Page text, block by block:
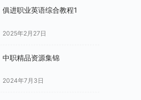
俱进职业英语综合教程1
2025年2月27日
中职精品资源集锦
2024年7月3日